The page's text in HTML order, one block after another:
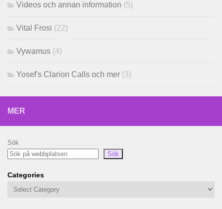
Videos och annan information (5)
Vital Frosi (22)
Vywamus (4)
Yosef's Clarion Calls och mer (3)
MER
Sök
Sök
Categories